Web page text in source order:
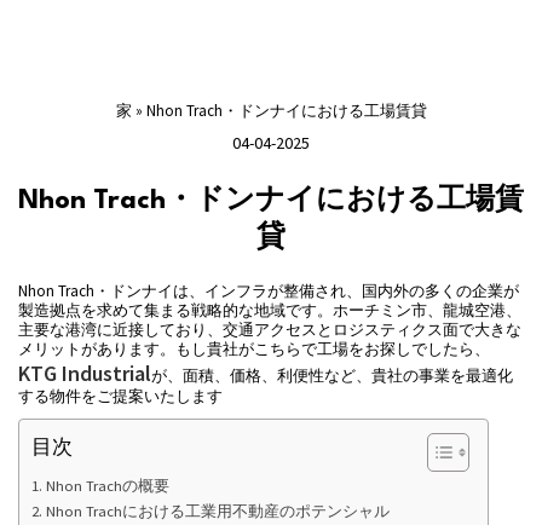
家 » Nhon Trach・ドンナイにおける工場賃貸
04-04-2025
Nhon Trach・ドンナイにおける工場賃
貸
Nhon Trach・ドンナイは、インフラが整備され、国内外の多くの企業が
製造拠点を求めて集まる戦略的な地域です。ホーチミン市、龍城空港、
主要な港湾に近接しており、交通アクセスとロジスティクス面で大きな
メリットがあります。もし貴社がこちらで工場をお探しでしたら、
KTG Industrialが、面積、価格、利便性など、貴社の事業を最適化
する物件をご提案いたします
目次
Nhon Trachの概要
Nhon Trachにおける工業用不動産のポテンシャル